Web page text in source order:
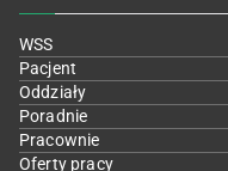
WSS
Pacjent
Oddziały
Poradnie
Pracownie
Oferty pracy